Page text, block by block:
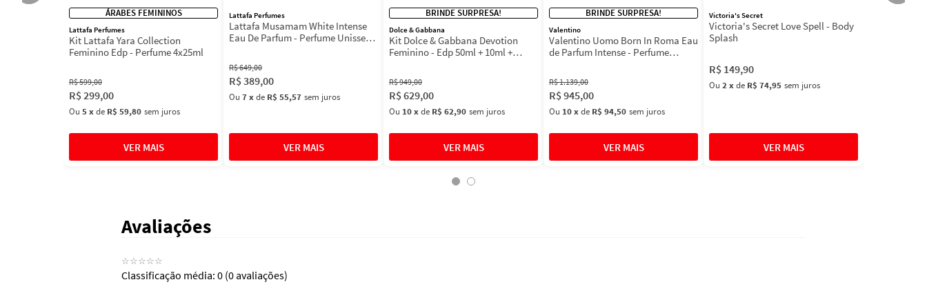
ÁRABES FEMININOS
Lattafa Perfumes
Kit Lattafa Yara Collection
Feminino Edp - Perfume 4x25ml
R$599,00
R$299,00
Ou 5xde R$ 59,80 sem juros
Lattafa Perfumes
Lattafa Musamam White Intense
Eau De Parfum - Perfume Unissex
R$649,00
R$389,00
Ou 7xde R$ 55,57 sem juros
BRINDE SURPRESA!
Dolce & Gabbana
Kit Dolce & Gabbana Devotion
Feminino - Edp 50ml + 10ml +
R$949,00
R$629,00
Ou 10xde R$ 62,90 sem juros
BRINDE SURPRESA!
Valentino
Valentino Uomo Born In Roma Eau
de Parfum Intense - Perfume
R$1.139,00
R$945,00
Ou 10xde R$ 94,50 sem juros
Victoria's Secret
Victoria's Secret Love Spell - Body
Splash
R$ 149,90
Ou 2xde R$ 74,95 sem juros
Avaliações
☆☆☆☆☆
Classificação média: 0 (0 avaliações)